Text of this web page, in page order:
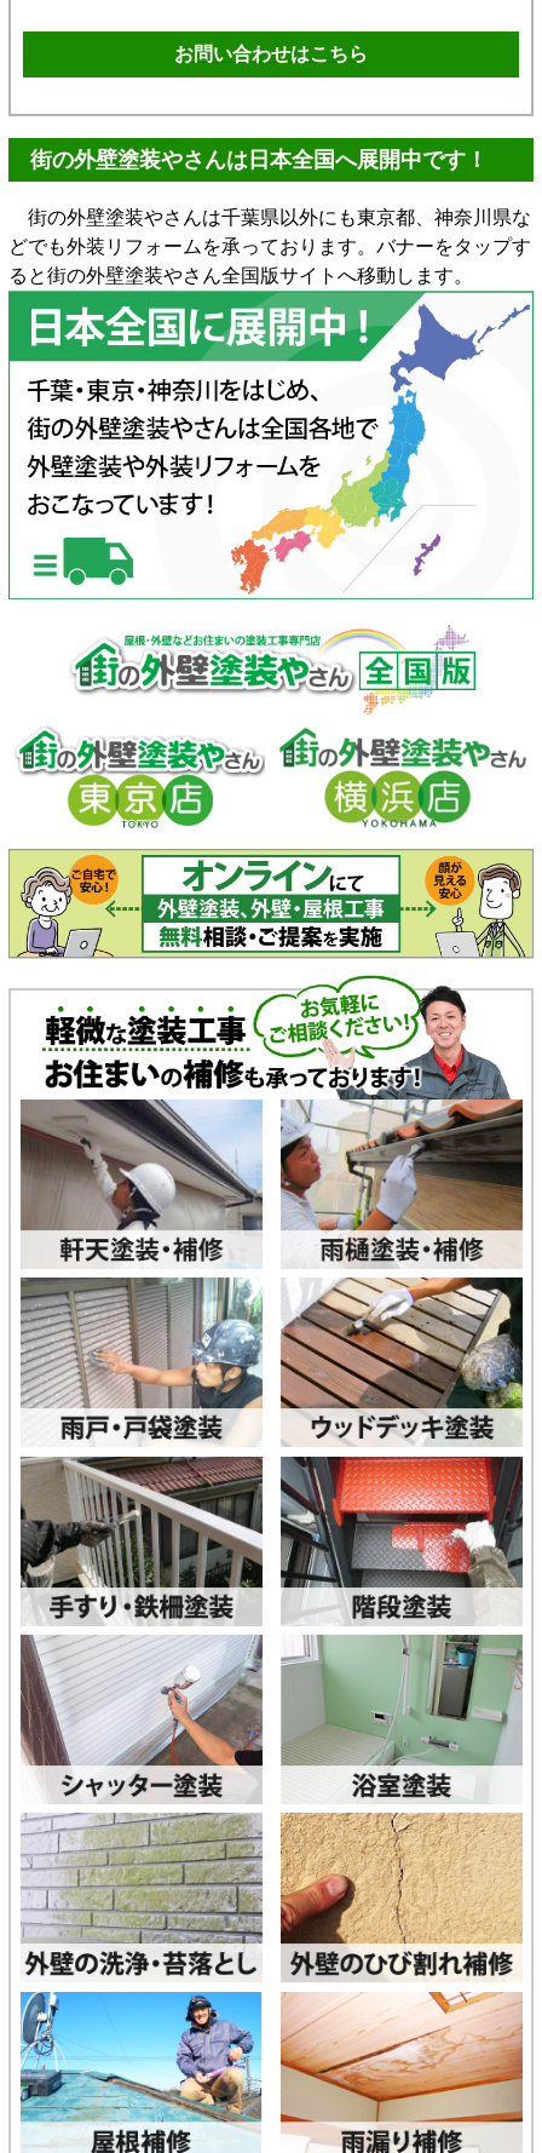
お問い合わせはこちら
街の外壁塗装やさんは日本全国へ展開中です！
街の外壁塗装やさんは千葉県以外にも東京都、神奈川県な
どでも外装リフォームを承っております。バナーをタップす
ると街の外壁塗装やさん全国版サイトへ移動します。